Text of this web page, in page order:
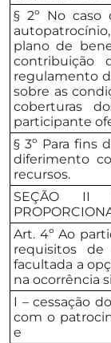
§ 2º No
plano de
contribuição
regulamento
sobre as
coberturas
participante
§ 3º Para fins
diferimento
recursos.
SEÇÃO II
Art. 4º Ao
requisitos
facultada a
na ocorrência
I – cessação
com o
e